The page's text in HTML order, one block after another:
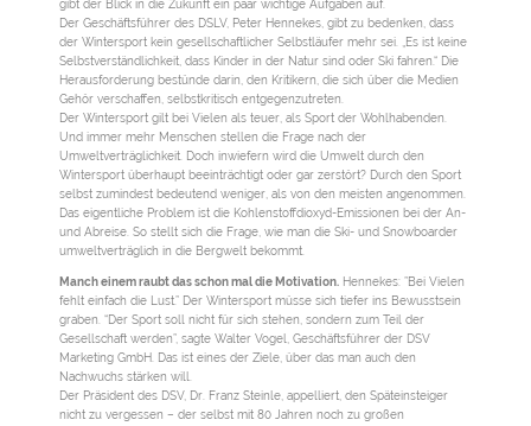
gibt der Blick in die Zukunft ein paar wichtige Aufgaben auf.
Der Geschäftsführer des DSLV, Peter Hennekes, gibt zu bedenken, dass
der Wintersport kein gesellschaftlicher Selbstläufer mehr sei. „Es ist keine
Selbstverständlichkeit, dass Kinder in der Natur sind oder Ski fahren.“ Die
Herausforderung bestünde darin, den Kritikern, die sich über die Medien
Gehör verschaffen, selbstkritisch entgegenzutreten.
Der Wintersport gilt bei Vielen als teuer, als Sport der Wohlhabenden.
Und immer mehr Menschen stellen die Frage nach der
Umweltverträglichkeit. Doch inwiefern wird die Umwelt durch den
Wintersport überhaupt beeinträchtigt oder gar zerstört? Durch den Sport
selbst zumindest bedeutend weniger, als von den meisten angenommen.
Das eigentliche Problem ist die Kohlenstoffdioxyd-Emissionen bei der An-
und Abreise. So stellt sich die Frage, wie man die Ski- und Snowboarder
umweltverträglich in die Bergwelt bekommt.
Manch einem raubt das schon mal die Motivation. Hennekes: ”Bei Vielen
fehlt einfach die Lust.” Der Wintersport müsse sich tiefer ins Bewusstsein
graben. “Der Sport soll nicht für sich stehen, sondern zum Teil der
Gesellschaft werden”, sagte Walter Vogel, Geschäftsführer der DSV
Marketing GmbH. Das ist eines der Ziele, über das man auch den
Nachwuchs stärken will.
Der Präsident des DSV, Dr. Franz Steinle, appelliert, den Späteinsteiger
nicht zu vergessen – der selbst mit 80 Jahren noch zu großen